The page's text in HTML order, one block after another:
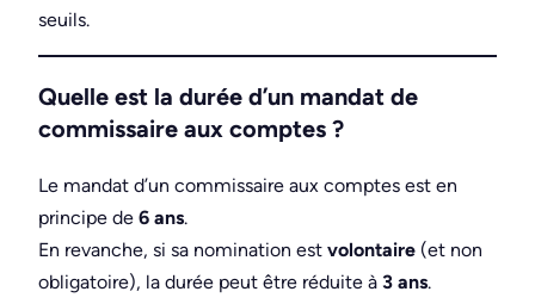
seuils.
Quelle est la durée d’un mandat de
commissaire aux comptes ?
Le mandat d’un commissaire aux comptes est en
principe de 6 ans.
En revanche, si sa nomination est volontaire (et non
obligatoire), la durée peut être réduite à 3 ans.